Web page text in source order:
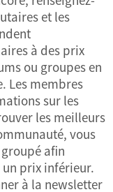
et les
à des prix
ou groupes en
Les membres
sur les
les meilleurs
vous
afin
prix inférieur.
à la newsletter